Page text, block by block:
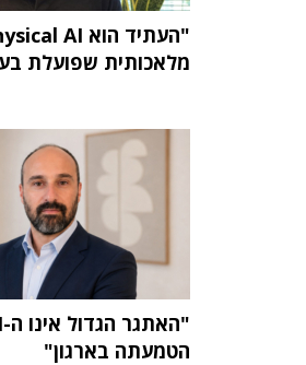
מלאכותית שפועלת
הטמעתה בארגון"